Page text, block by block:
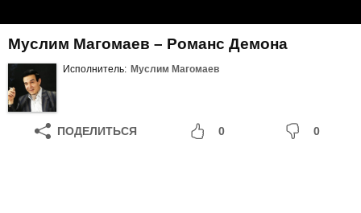
Муслим Магомаев – Романс Демона
Исполнитель: Муслим Магомаев
ПОДЕЛИТЬСЯ 0 0